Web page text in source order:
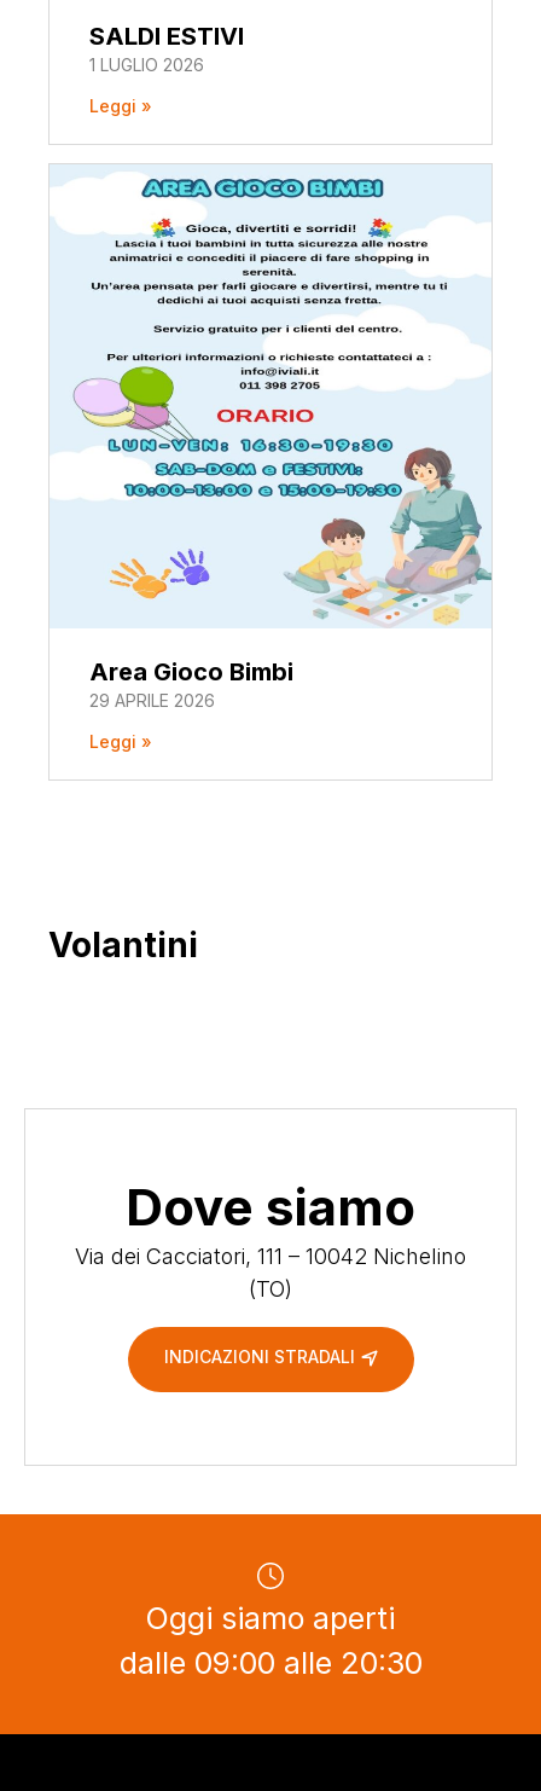
SALDI ESTIVI
1 LUGLIO 2026
Leggi »
Area Gioco Bimbi
29 APRILE 2026
Leggi »
Volantini
Dove siamo
Via dei Cacciatori, 111 – 10042 Nichelino
(TO)
INDICAZIONI STRADALI
Oggi siamo aperti
dalle 09:00 alle 20:30